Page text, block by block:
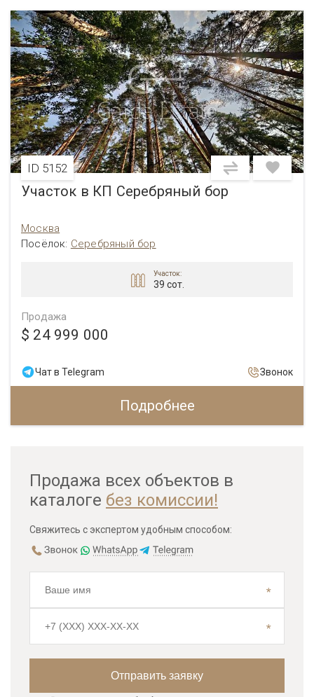
ID 5152
Участок в КП Серебряный бор
Москва
Посёлок: Серебряный бор
Участок:
39 сот.
Продажа
$ 24 999 000
Чат в Telegram Звонок
Подробнее
Продажа всех объектов в
каталоге без комиссии!
Свяжитесь с экспертом удобным способом: